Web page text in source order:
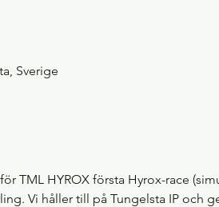
Sverige
TML HYROX första Hyrox-race
Vi håller till på Tungelsta IP och